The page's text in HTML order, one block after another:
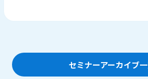
セミナーアーカイブ